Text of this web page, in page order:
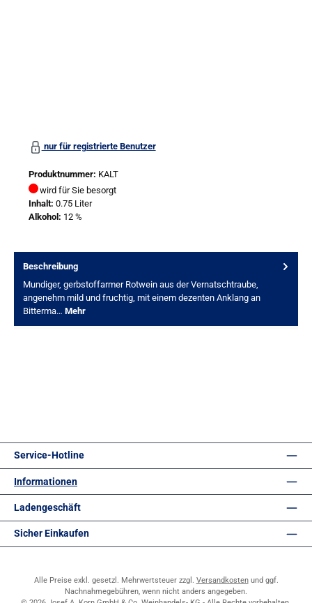
nur für registrierte Benutzer
Produktnummer: KALT
wird für Sie besorgt
Inhalt: 0.75 Liter
Alkohol: 12 %
Beschreibung
Mundiger, gerbstoffarmer Rotwein aus der Vernatschtraube,
angenehm mild und fruchtig, mit einem dezenten Anklang an
Bitterma… Mehr
Service-Hotline
Informationen
Ladengeschäft
Sicher Einkaufen
Alle Preise exkl. gesetzl. Mehrwertsteuer zzgl. Versandkostenund ggf.
Nachnahmegebühren, wenn nicht anders angegeben.